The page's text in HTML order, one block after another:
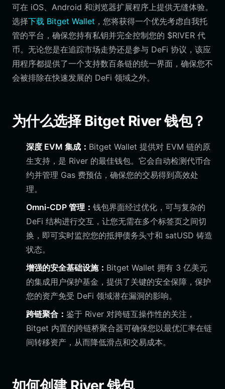
可在 iOS、Android 和浏览器扩展程序上提供无缝体验。
选择下载 Bitget Wallet ，您将获得一个优先考虑自我托
管的平台，确保您持有私钥并完全控制您的 $RIVER 代
币。无论您是在追踪市场走势还是参与 DeFi 协议，该应
用程序都提供了一个支持数百条链的统一界面，确保您不
会被排除在快速发展的 DeFi 领域之外。
为什么选择 Bitget River 钱包？
深度 EVM 集成： Bitget Wallet 提供对 EVM 链的原
生支持，是 River 的最佳钱包。它会自动检测代币合
约并管理 Gas 费预估，确保您的交易得到高效处
理。
Omni-CDP 管理： 钱包界面经过优化，可与复杂的
DeFi 结构进行交互，让您无需在多个标签页之间切
换，即可实时监控您的抵押债务头寸和 satUSD 铸造
状态。
增强的安全基础设施： Bitget Wallet 拥有 3 亿美元
的集成用户保护基金，提供了关键的安全保障，保护
您的资产免受 DeFi 领域潜在漏洞的影响。
跨链聚合： 鉴于 River 对跨链互操作性的关注，
Bitget 内置的跨链桥聚合器可确保您以最优汇率在链
间转移资产，从而降低滑点和交易成本。
如何创建 River 钱包